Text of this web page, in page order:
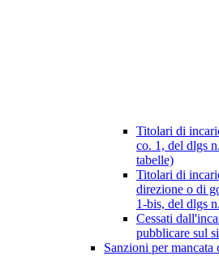
Titolari di
co. 1, del dlgs
tabelle)
Titolari di
direzione o di
1-bis, del dlgs
Cessati
pubblicare sul
Sanzioni per